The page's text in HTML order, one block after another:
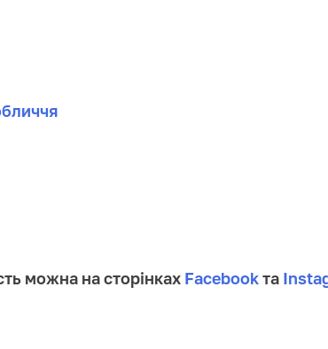
можна на сторінках Facebookта